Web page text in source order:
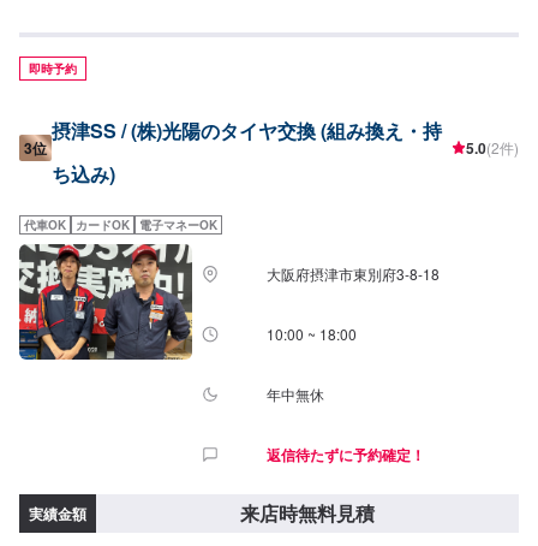
即時予約
3位
摂津SS / (株)光陽のタイヤ交換 (組み換え・持
ち込み)
5.0(2件)
代車OK カードOK 電子マネーOK
大阪府摂津市東別府3-8-18
10:00 ~ 18:00
年中無休
返信待たずに予約確定！
実績金額 来店時無料見積